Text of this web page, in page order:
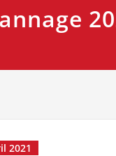
2021